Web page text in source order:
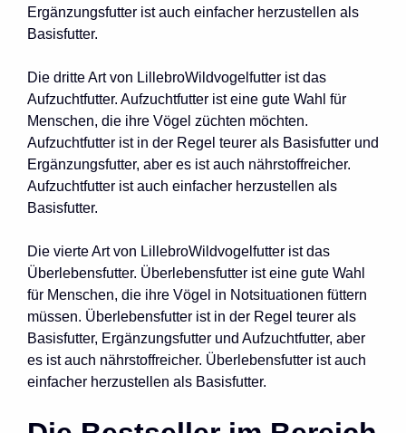
Ergänzungsfutter ist auch einfacher herzustellen als
Basisfutter.
Die dritte Art von LillebroWildvogelfutter ist das
Aufzuchtfutter. Aufzuchtfutter ist eine gute Wahl für
Menschen, die ihre Vögel züchten möchten.
Aufzuchtfutter ist in der Regel teurer als Basisfutter und
Ergänzungsfutter, aber es ist auch nährstoffreicher.
Aufzuchtfutter ist auch einfacher herzustellen als
Basisfutter.
Die vierte Art von LillebroWildvogelfutter ist das
Überlebensfutter. Überlebensfutter ist eine gute Wahl
für Menschen, die ihre Vögel in Notsituationen füttern
müssen. Überlebensfutter ist in der Regel teurer als
Basisfutter, Ergänzungsfutter und Aufzuchtfutter, aber
es ist auch nährstoffreicher. Überlebensfutter ist auch
einfacher herzustellen als Basisfutter.